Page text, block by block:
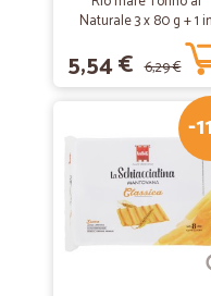
Naturale 3 x 80 g + 1 in
5,54 € 6,29 €
-